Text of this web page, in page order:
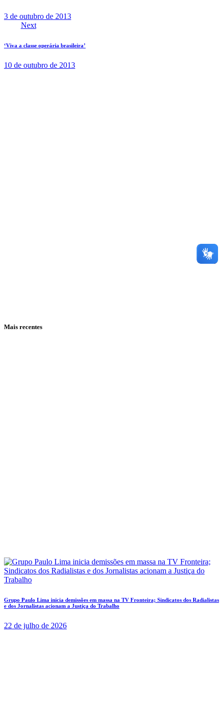
3 de outubro de 2013
Next
‘Viva a classe operária brasileira’
10 de outubro de 2013
Mais recentes
Grupo Paulo Lima inicia demissões em massa na TV Fronteira; Sindicatos dos Radialistas
e dos Jornalistas acionam a Justiça do Trabalho
22 de julho de 2026